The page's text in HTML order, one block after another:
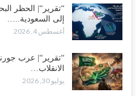
وسط غضبٍ جنوباً.. دعوات لإغلاق
للتجنيد إلى ساحة لتصفية قادة التحالف..!
“تعز“| مع اقتراب إعادة الهيكلة
لإشعال حرب..!
“تقرير“| الحظر
إلى السعودية..…
أغسطس 4, 2026
“تقرير“| عرب
الانقلاب…
يوليو 30, 2026